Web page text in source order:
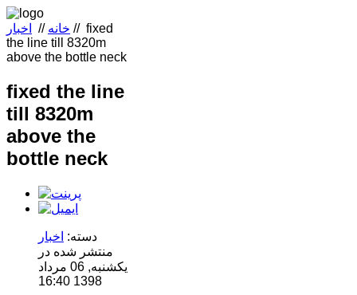
خانه // اخبار // fixed
the line till 8320m
above the bottle neck
fixed the line
till 8320m
above the
bottle neck
دسته: اخبار
منتشر شده در
یکشنبه, 06 مرداد
1398 16:40